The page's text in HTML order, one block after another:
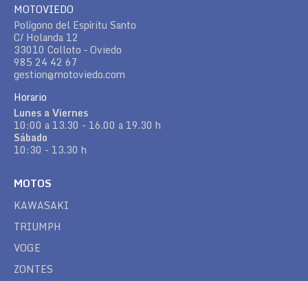
MOTOVIEDO
Polígono del Espíritu Santo
C/ Holanda 12
33010 Colloto – Oviedo
985 24 42 67
gestion@motoviedo.com
Horario
Lunes a Viernes
10:00 a 13.30 - 16.00 a 19.30 h
Sábado
10:30 - 13.30 h
MOTOS
KAWASAKI
TRIUMPH
VOGE
ZONTES